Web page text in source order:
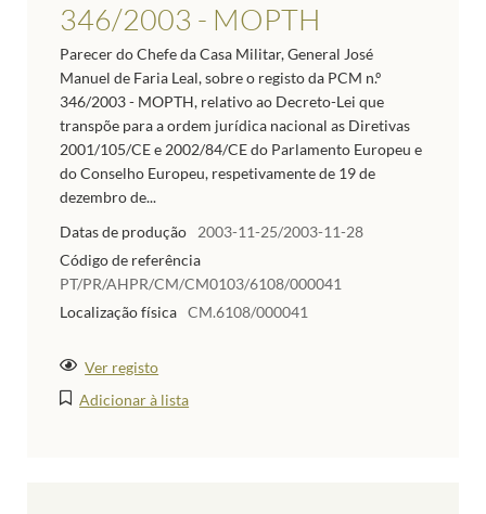
346/2003 - MOPTH
Parecer do Chefe da Casa Militar, General José
Manuel de Faria Leal, sobre o registo da PCM n.º
346/2003 - MOPTH, relativo ao Decreto-Lei que
transpõe para a ordem jurídica nacional as Diretivas
2001/105/CE e 2002/84/CE do Parlamento Europeu e
do Conselho Europeu, respetivamente de 19 de
dezembro de...
Datas de produção
2003-11-25/2003-11-28
Código de referência
PT/PR/AHPR/CM/CM0103/6108/000041
Localização física CM.6108/000041
Ver registo
Adicionar à lista